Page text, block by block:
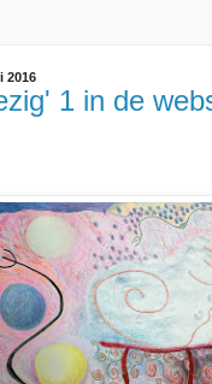
2016
1 in de